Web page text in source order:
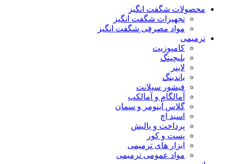
محصولات شگفت انگیز
تجهیزات شگفت انگیز
مواد مصرفی شگفت انگیز
ترمیمی
کامپوزیت
بلیچینگ
لاینر
باندینگ
فیشور سیلانت
آمالگام و آمالکپ
گلاس آینومر و سمان
اسید اچ
پرداخت و پالیش
پست و کور
ابزار های ترمیمی
مواد عمومی ترمیمی